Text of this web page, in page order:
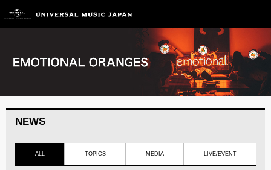
NEWS
ALL TOPICS MEDIA LIVE/EVENT